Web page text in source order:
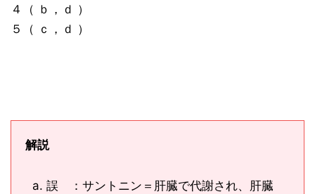
４（ ｂ，ｄ ）
５（ ｃ，ｄ ）
解説
誤 ：サントニン＝肝臓で代謝され、肝臓